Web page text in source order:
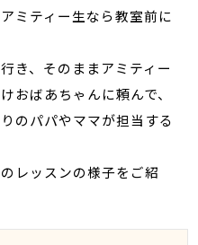
ミティー生なら教室前に
き、そのままアミティー
おばあちゃんに頼んで、
のパパやママが担当する
レッスンの様子をご紹